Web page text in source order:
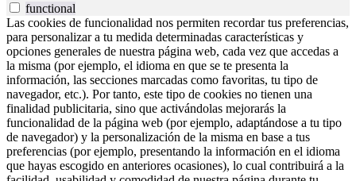
functional
Las cookies de funcionalidad nos permiten recordar tus preferencias,
para personalizar a tu medida determinadas características y
opciones generales de nuestra página web, cada vez que accedas a
la misma (por ejemplo, el idioma en que se te presenta la
información, las secciones marcadas como favoritas, tu tipo de
navegador, etc.). Por tanto, este tipo de cookies no tienen una
finalidad publicitaria, sino que activándolas mejorarás la
funcionalidad de la página web (por ejemplo, adaptándose a tu tipo
de navegador) y la personalización de la misma en base a tus
preferencias (por ejemplo, presentando la información en el idioma
que hayas escogido en anteriores ocasiones), lo cual contribuirá a la